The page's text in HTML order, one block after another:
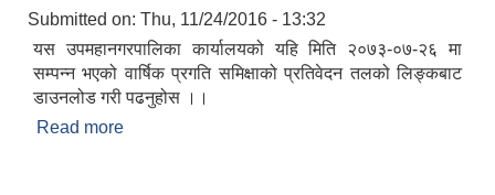
Submitted on: Thu, 11/24/2016 - 13:32
यस उपमहानगरपालिका कार्यालयको यहि मिति २०७३-०७-२६ मा
सम्पन्न भएको वार्षिक प्रगति समिक्षाको प्रतिवेदन तलको लिङ्कबाट
डाउनलोड गरी पढनुहोस ।।
Read more